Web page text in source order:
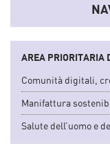
AREA PRIORITARIA
Comunità digitali,
Manifattura
Salute dell’uomo e